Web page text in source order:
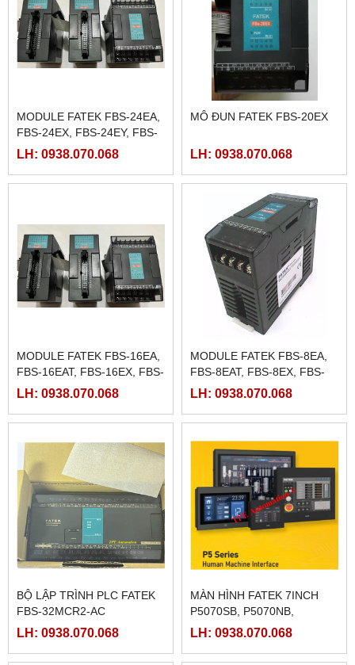
MODULE FATEK FBS-24EA,
FBS-24EX, FBS-24EY, FBS-
24EYT
LH: 0938.070.068
MÔ ĐUN FATEK FBS-20EX
LH: 0938.070.068
MODULE FATEK FBS-16EA,
FBS-16EAT, FBS-16EX, FBS-
16EY, FBS-16EYT
LH: 0938.070.068
MODULE FATEK FBS-8EA,
FBS-8EAT, FBS-8EX, FBS-
8EY, FBS-8EYT
LH: 0938.070.068
BỘ LẬP TRÌNH PLC FATEK
FBS-32MCR2-AC
LH: 0938.070.068
MÀN HÌNH FATEK 7INCH
P5070SB, P5070NB,
P5070ZB
LH: 0938.070.068